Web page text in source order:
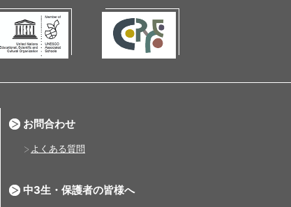
お問合わせ
よくある質問
中3生・保護者の皆様へ